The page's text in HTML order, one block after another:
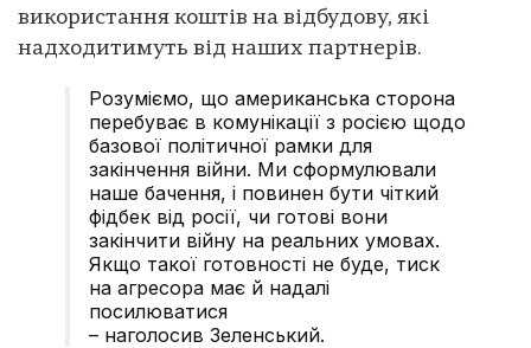
використання коштів на відбудову, які
надходитимуть від наших партнерів.
Розуміємо, що американська сторона
перебуває в комунікації з росією щодо
базової політичної рамки для
закінчення війни. Ми сформулювали
наше бачення, і повинен бути чіткий
фідбек від росії, чи готові вони
закінчити війну на реальних умовах.
Якщо такої готовності не буде, тиск
на агресора має й надалі
посилюватися
– наголосив Зеленський.